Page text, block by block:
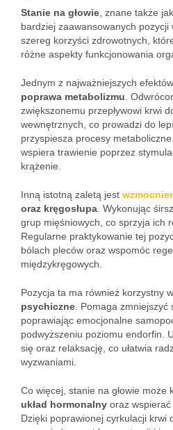
Stanie na głowie , znane także
bardziej zaawansowanych pozycji
szereg korzyści zdrowotnych,
różne aspekty funkcjonowania
Jednym z najważniejszych
poprawa metabolizmu .
zwiększonemu przepływowi krwi
wewnętrznych, co prowadzi do
przyspiesza procesy
wspiera trawienie poprzez
krążenie.
Inną istotną zaletą jest
oraz kręgosłupa . Wykonując
grup mięśniowych, co sprzyja ich
Regularne praktykowanie tej
bólach pleców oraz wspomóc
międzykręgowych.
Pozycja ta ma również korzystny
psychiczne . Pomaga
poprawiając emocjonalne
podwyższeniu poziomu endorfin.
się oraz relaksację, co ułatwia
wyzwaniami.
Co więcej, stanie na głowie może
układ hormonalny oraz wspierać
Dzięki poprawionej cyrkulacji krwi